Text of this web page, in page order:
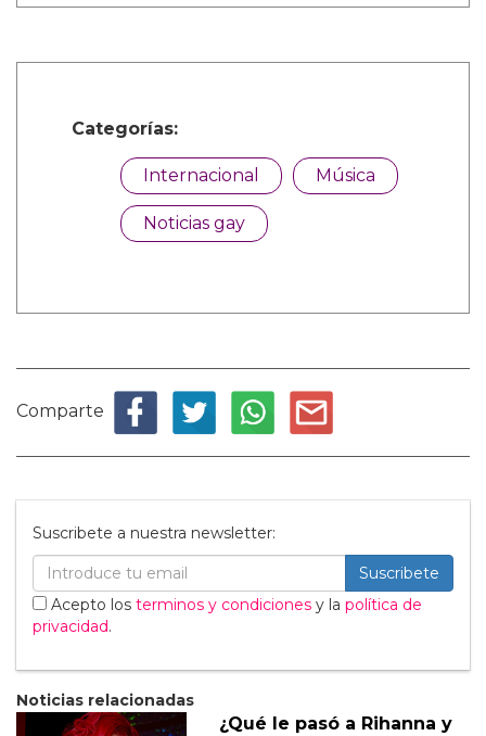
Categorías:
Internacional Música
Noticias gay
Comparte
Suscribete a nuestra newsletter:
Suscribete
Acepto los terminos y condiciones y la política de
privacidad.
Noticias relacionadas
¿Qué le pasó a Rihanna y